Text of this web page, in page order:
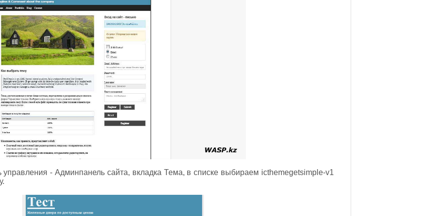
управления - Админпанель сайта, вкладка Тема, в списке выбираем icthemegetsimple-v1